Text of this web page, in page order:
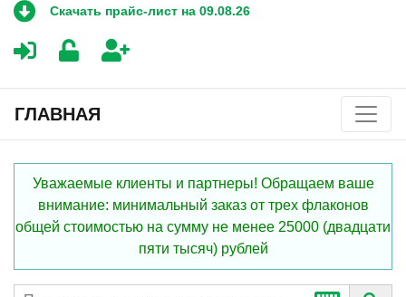
Скачать прайс-лист на 09.08.26
ГЛАВНАЯ
Уважаемые клиенты и партнеры! Обращаем ваше
внимание: минимальный заказ от трех флаконов
общей стоимостью на сумму не менее 25000 (двадцати
пяти тысяч) рублей